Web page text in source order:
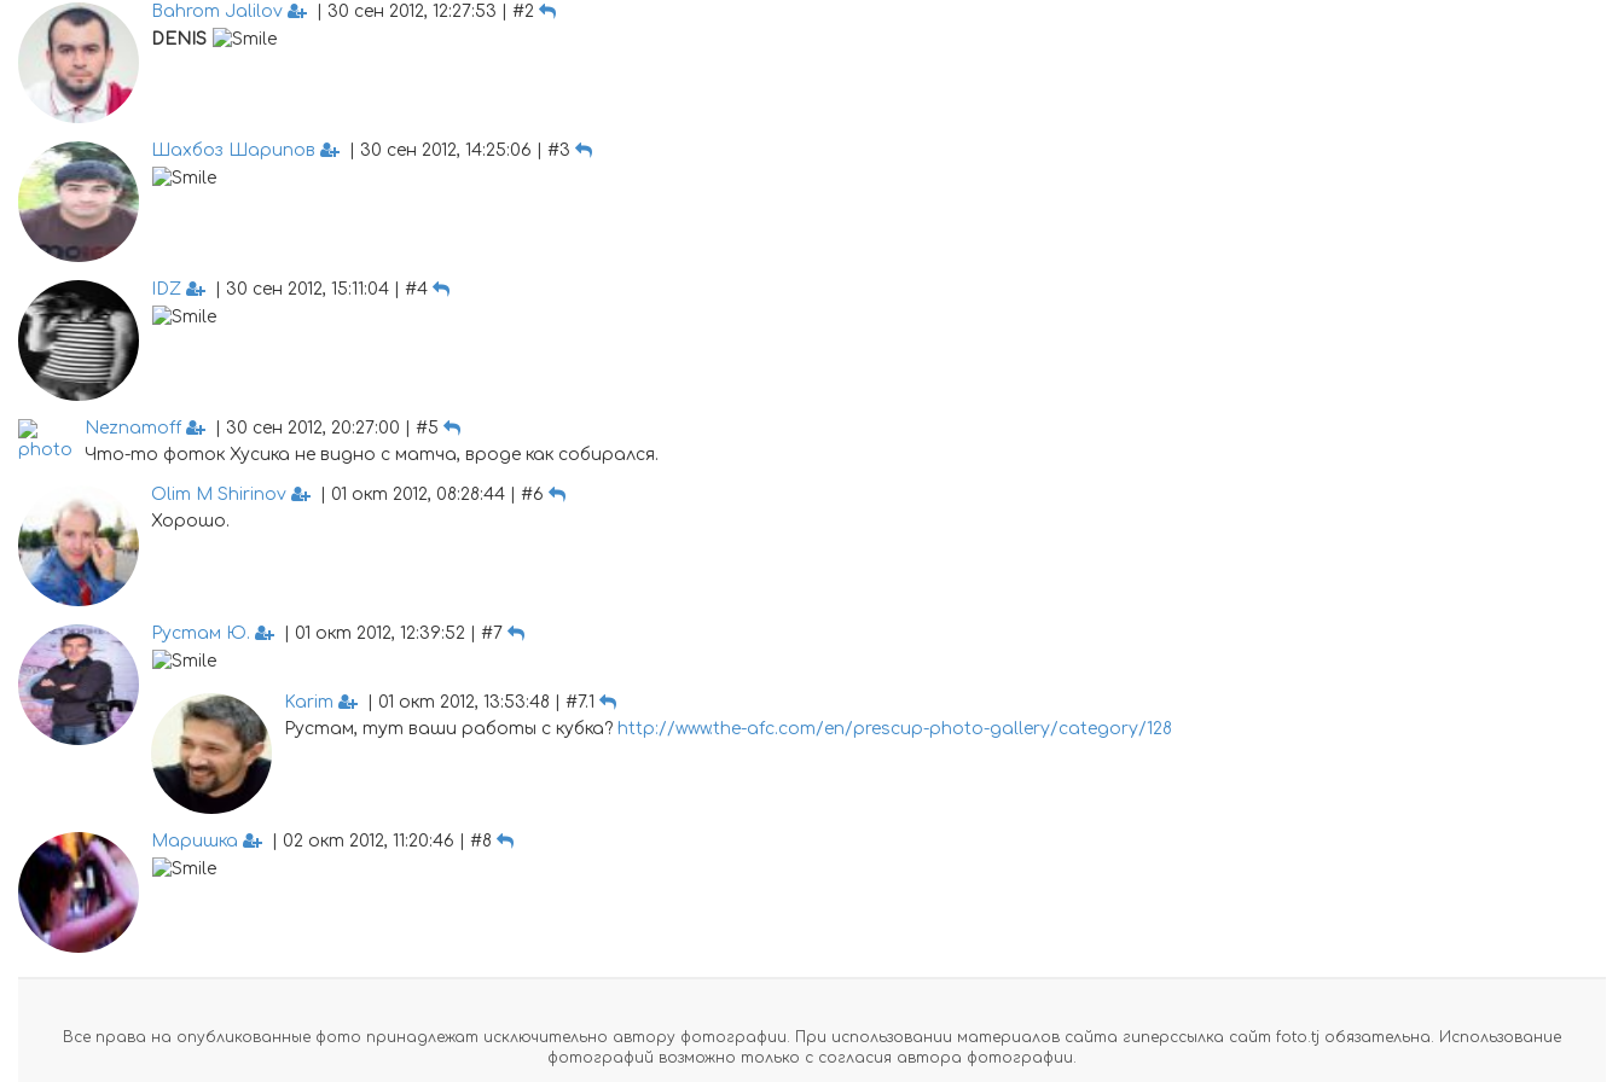
Bahrom Jalilov
| 30 сен 2012, 12:27:53 | #2
DENIS
Шахбоз Шарипов | 30 сен 2012, 14:25:06 | #3
IDZ | 30 сен 2012, 15:11:04 | #4
Neznamoff
| 30 сен 2012, 20:27:00 | #5
Что-то фоток Хусика не видно с матча, вроде как собирался.
Olim M Shirinov
| 01 окт 2012, 08:28:44 | #6
Хорошо.
Рустам Ю. | 01 окт 2012, 12:39:52 | #7
Karim
| 01 окт 2012, 13:53:48 | #7.1
Рустам, тут ваши работы с кубка? http://www.the-afc.com/en/prescup-photo-gallery/category/128
Маришка | 02 окт 2012, 11:20:46 | #8
Все права на опубликованные фото принадлежат исключительно автору фотографии. При использовании материалов сайта гиперссылка сайт foto.tj обязательна. Использование
фотографий возможно только с согласия автора фотографии.